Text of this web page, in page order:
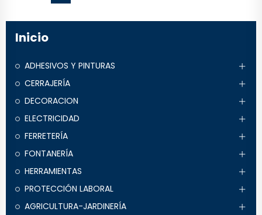
Inicio
ADHESIVOS Y PINTURAS
CERRAJERÍA
DECORACION
ELECTRICIDAD
FERRETERÍA
FONTANERÍA
HERRAMIENTAS
PROTECCIÓN LABORAL
AGRICULTURA-JARDINERÍA